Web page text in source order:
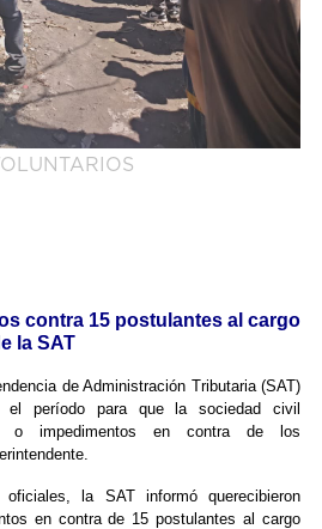
contra 15 postulantes al cargo
la SAT
de Administración Tributaria (SAT)
el período para que la sociedad civil
o impedimentos en contra de los
la SAT informó querecibieron
en contra de 15 postulantes al cargo